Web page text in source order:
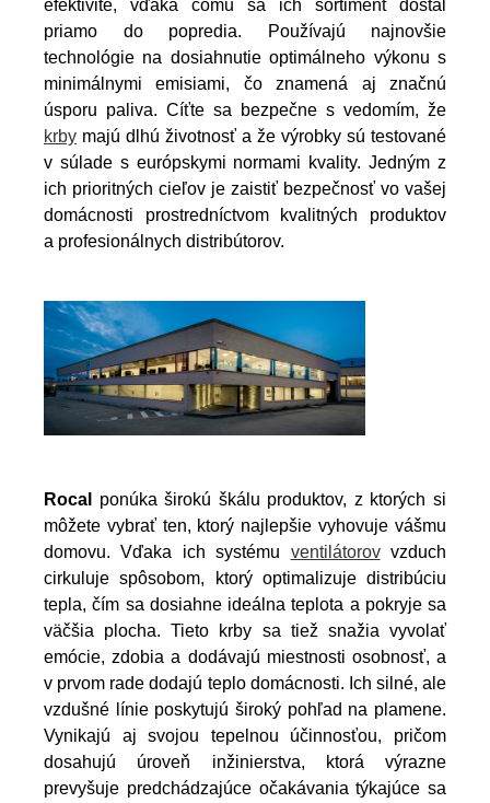
efektivite, vďaka čomu sa ich sortiment dostal
priamo do popredia. Používajú najnovšie
technológie na dosiahnutie optimálneho výkonu s
minimálnymi emisiami, čo znamená aj značnú
úsporu paliva. Cíťte sa bezpečne s vedomím, že
krby majú dlhú životnosť a že výrobky sú testované
v súlade s európskymi normami kvality. Jedným z
ich prioritných cieľov je zaistiť bezpečnosť vo vašej
domácnosti prostredníctvom kvalitných produktov
a profesionálnych distribútorov.
Rocal
ponúka širokú škálu produktov, z ktorých si
môžete vybrať ten, ktorý najlepšie vyhovuje vášmu
domovu. Vďaka ich systému ventilátorovvzduch
cirkuluje spôsobom, ktorý optimalizuje distribúciu
tepla, čím sa dosiahne ideálna teplota a pokryje sa
väčšia plocha. Tieto krby sa tiež snažia vyvolať
emócie, zdobia a dodávajú miestnosti osobnosť, a
v prvom rade dodajú teplo domácnosti. Ich silné, ale
vzdušné línie poskytujú široký pohľad na plamene.
Vynikajú aj svojou tepelnou účinnosťou, pričom
dosahujú úroveň inžinierstva, ktorá výrazne
prevyšuje predchádzajúce očakávania týkajúce sa